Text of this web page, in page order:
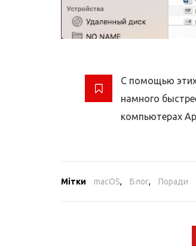
С помощью
намного
компьютерах
Мітки macOS, Блог, Поради